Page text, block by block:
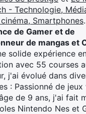
- Technologie,
Smartphones.
de Gamer et de
de mangas et
solide expérience
avec 55 courses
j'ai évolué dans
: Passionné de jeux
de 9 ans, j'ai fait
Nintendo Nes et